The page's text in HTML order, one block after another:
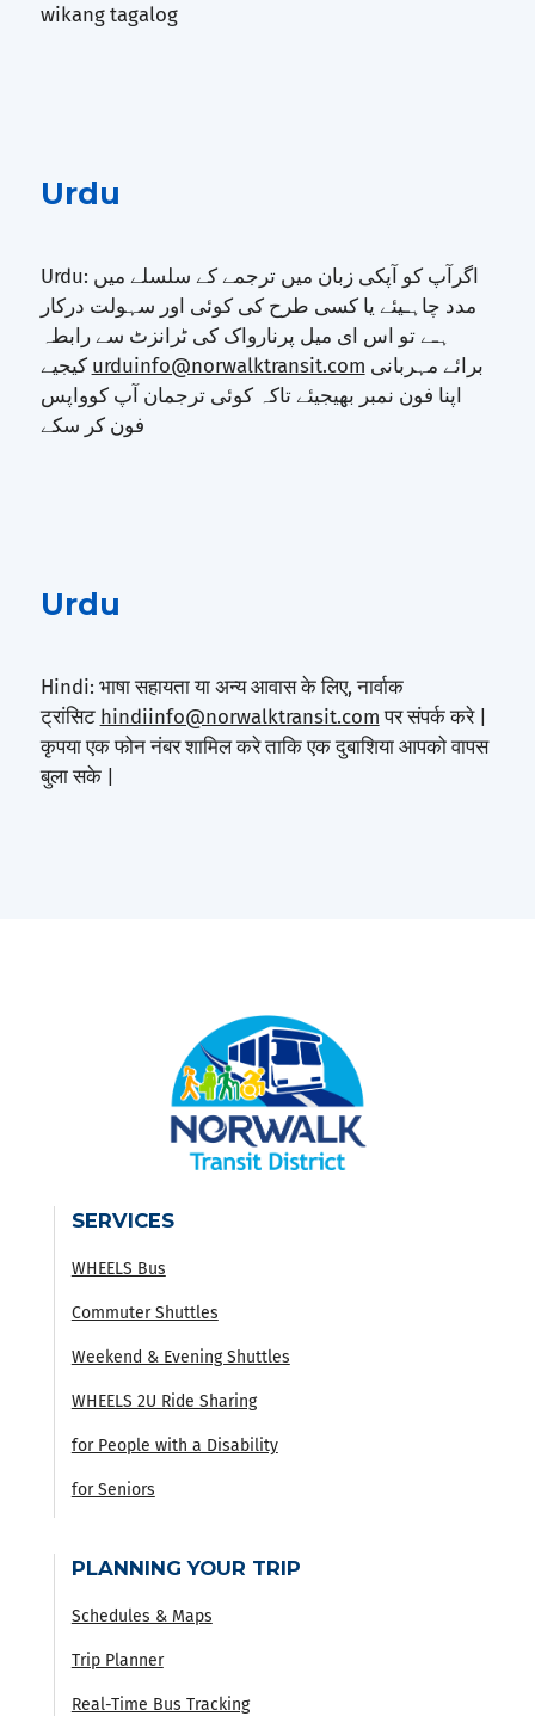
wikang tagalog
Urdu
Urdu: اگرآپ کو آپکی زبان میں ترجمے کے سلسلے میں
مدد چاہـیئے یا کسی طرح کی کوئی اور سہولت درکار
ہـے تو اس ای میل پرنارواک کی ٹرانزٹ سے رابطہ
کیجیے urduinfo@norwalktransit.com
اپنا فون نمبر بھیجیئے تاکہ کوئی ترجمان آپ کوواپس
فون کر سکے
Urdu
Hindi: भाषा सहायता या अन्य आवास के लिए, नार्वाक
ट्रांसिट hindiinfo@norwalktransit.com पर संपर्क करे |
कृपया एक फोन नंबर शामिल करे ताकि एक दुबाशिया आपको वापस
बुला सके |
SERVICES
WHEELS Bus
Commuter Shuttles
Weekend & Evening Shuttles
WHEELS 2U Ride Sharing
for People with a Disability
for Seniors
PLANNING YOUR TRIP
Schedules & Maps
Trip Planner
Real-Time Bus Tracking